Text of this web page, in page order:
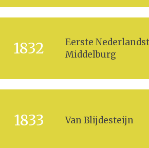
1832
Eerste
Middelburg
1833 Van Blijdesteijn